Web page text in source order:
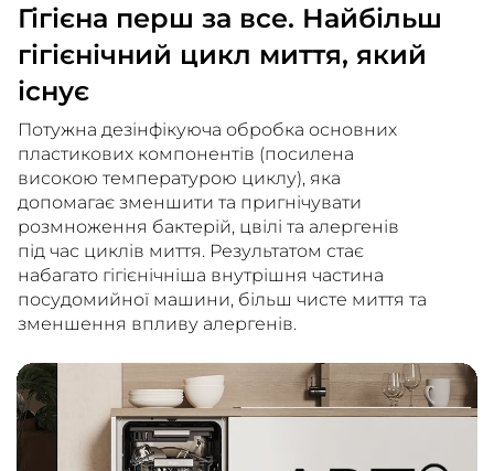
Гігієна перш за все. Найбільш
гігієнічний цикл миття, який
існує
Потужна дезінфікуюча обробка основних
пластикових компонентів (посилена
високою температурою циклу), яка
допомагає зменшити та пригнічувати
розмноження бактерій, цвілі та алергенів
під час циклів миття. Результатом стає
набагато гігієнічніша внутрішня частина
посудомийної машини, більш чисте миття та
зменшення впливу алергенів.